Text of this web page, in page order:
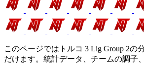
このページではトルコ 3 Lig Group 2の
だけます。統計データ、チームの調子